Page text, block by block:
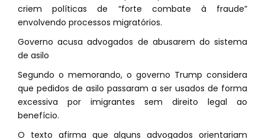
criem políticas de “forte combate à fraude”
envolvendo processos migratórios.
Governo acusa advogados de abusarem do sistema
de asilo
Segundo o memorando, o governo Trump considera
que pedidos de asilo passaram a ser usados de forma
excessiva por imigrantes sem direito legal ao
benefício.
O texto afirma que alguns advogados orientariam